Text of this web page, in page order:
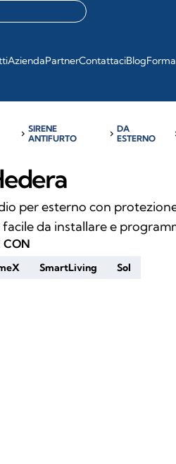
AziendaPartnerContattaciBlog
chevron_rightSIRENE
ANTIFURTO
chevron_right DA
ESTERNO
per esterno con
da installare e
CON
SmartLiving Sol